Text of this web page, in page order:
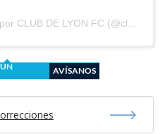
Una publicación compartida por CLUB DE LYON FC (@clubdelyonfc)
AVÍSANOS